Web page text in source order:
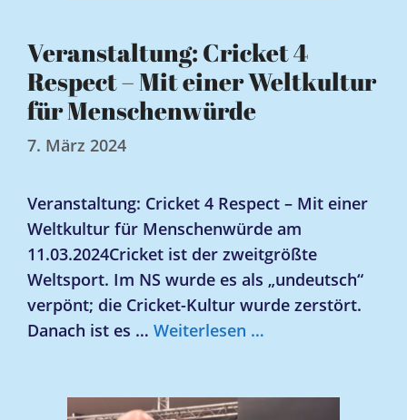
Veranstaltung: Cricket 4
Respect – Mit einer Weltkultur
für Menschenwürde
7. März 2024
Veranstaltung: Cricket 4 Respect – Mit einer
Weltkultur für Menschenwürde am
11.03.2024Cricket ist der zweitgrößte
Weltsport. Im NS wurde es als „undeutsch“
verpönt; die Cricket-Kultur wurde zerstört.
Danach ist es … Weiterlesen …